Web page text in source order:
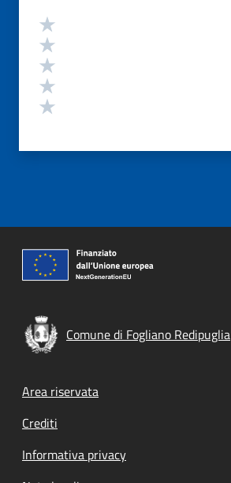
Valutazione
Comune di Fogliano Redipuglia
Footer menu
Area riservata
Crediti
Informativa privacy